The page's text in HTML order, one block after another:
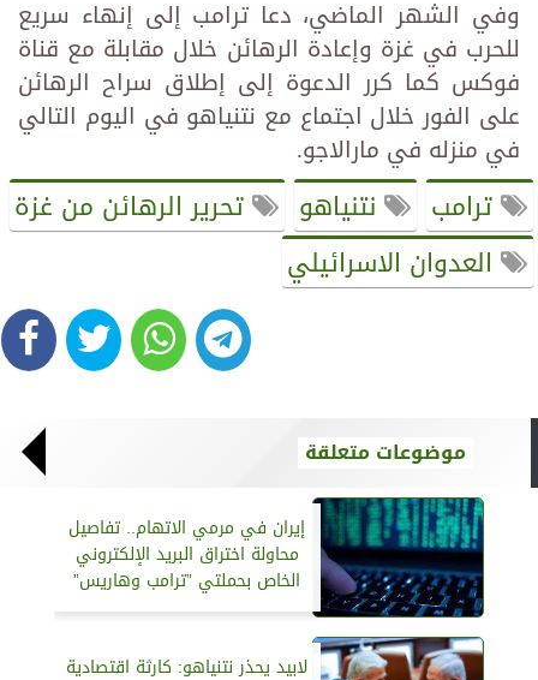
وفي الشهر الماضي، دعا ترامب إلى إنهاء سريع
للحرب في غزة وإعادة الرهائن خلال مقابلة مع قناة
فوكس كما كرر الدعوة إلى إطلاق سراح الرهائن
على الفور خلال اجتماع مع نتنياهو في اليوم التالي
في منزله في مارالاجو.
ترامب نتنياهو
تحرير الرهائن من غزة
العدوان الاسرائيلي
موضوعات متعلقة
إيران في مرمي الاتهام.. تفاصيل
محاولة اختراق البريد الإلكتروني
الخاص بحملتي ”ترامب وهاريس”
لابيد يحذر نتنياهو: كارثة اقتصادية